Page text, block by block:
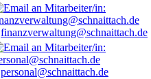
finanzverwaltung@schnaittach.de
personal@schnaittach.de